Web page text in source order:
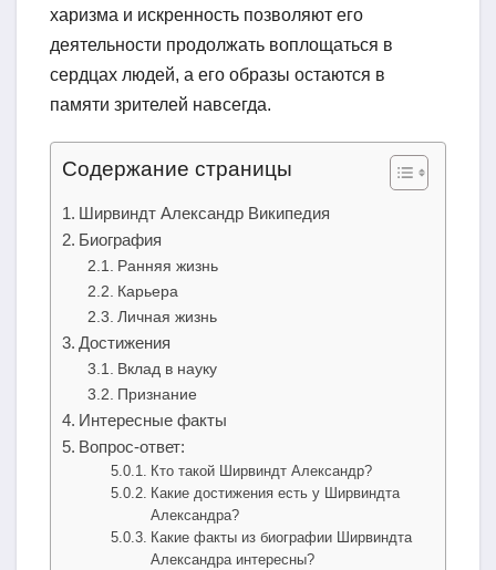
харизма и искренность позволяют его
деятельности продолжать воплощаться в
сердцах людей, а его образы остаются в
памяти зрителей навсегда.
Содержание страницы
Ширвиндт Александр Википедия
Биография
Ранняя жизнь
Карьера
Личная жизнь
Достижения
Вклад в науку
Признание
Интересные факты
Вопрос-ответ:
Кто такой Ширвиндт Александр?
Какие достижения есть у Ширвиндта
Александра?
Какие факты из биографии Ширвиндта
Александра интересны?